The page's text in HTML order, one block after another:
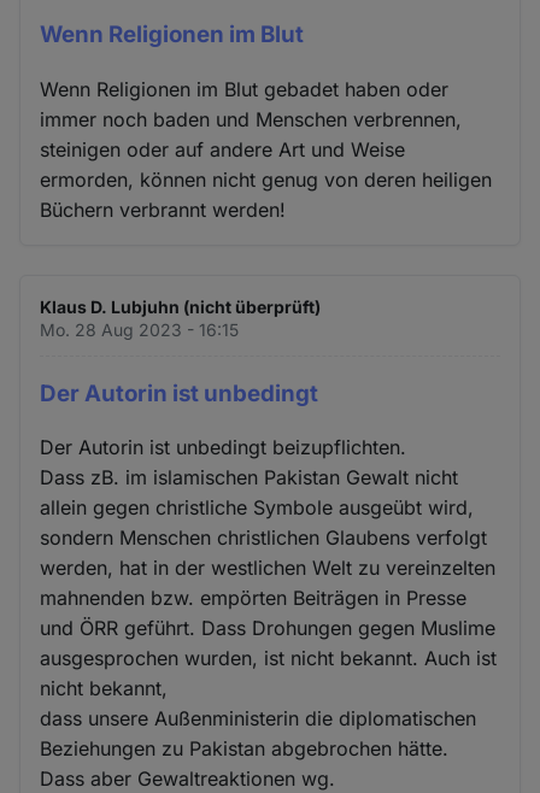
Wenn Religionen im Blut
Wenn Religionen im Blut gebadet haben oder
immer noch baden und Menschen verbrennen,
steinigen oder auf andere Art und Weise
ermorden, können nicht genug von deren heiligen
Büchern verbrannt werden!
Klaus D. Lubjuhn (nicht überprüft)
Mo. 28 Aug 2023 - 16:15
Der Autorin ist unbedingt
Der Autorin ist unbedingt beizupflichten.
Dass zB. im islamischen Pakistan Gewalt nicht
allein gegen christliche Symbole ausgeübt wird,
sondern Menschen christlichen Glaubens verfolgt
werden, hat in der westlichen Welt zu vereinzelten
mahnenden bzw. empörten Beiträgen in Presse
und ÖRR geführt. Dass Drohungen gegen Muslime
ausgesprochen wurden, ist nicht bekannt. Auch ist
nicht bekannt,
dass unsere Außenministerin die diplomatischen
Beziehungen zu Pakistan abgebrochen hätte.
Dass aber Gewaltreaktionen wg.